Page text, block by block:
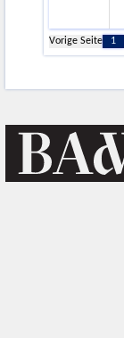
Vorige Seite
1